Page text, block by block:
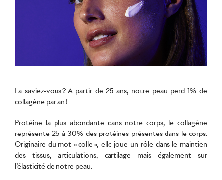
La saviez-vous ? A partir de 25 ans, notre peau perd 1% de
collagène par an !
Protéine la plus abondante dans notre corps, le collagène
représente 25 à 30% des protéines présentes dans le corps.
Originaire du mot « colle », elle joue un rôle dans le maintien
des tissus, articulations, cartilage mais également sur
l’élasticité de notre peau.